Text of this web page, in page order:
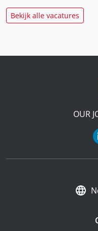
Bekijk alle vacatures
OUR